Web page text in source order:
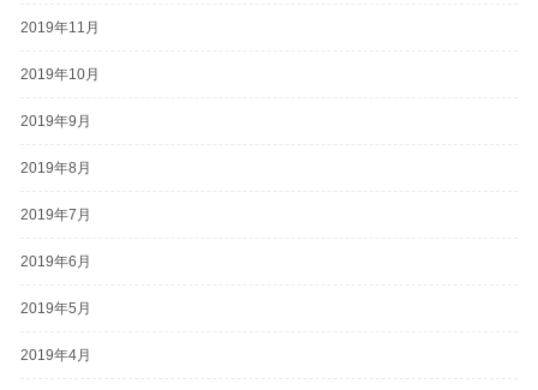
2019年11月
2019年10月
2019年9月
2019年8月
2019年7月
2019年6月
2019年5月
2019年4月